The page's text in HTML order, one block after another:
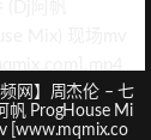
频网】周杰伦 – 七
帆 ProgHouse Mi
[www.mqmix.co